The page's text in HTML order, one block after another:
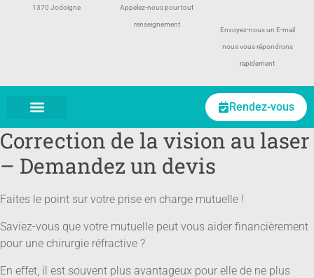
1370 Jodoigne Appelez-nous pour tout
renseignement
Envoyez-nous un E-mail
nous vous répondrons
rapidement
Rendez-vous
Correction de la vision au laser
– Demandez un devis
Faites le point sur votre prise en charge mutuelle !
Saviez-vous que votre mutuelle peut vous aider financièrement
pour une chirurgie réfractive ?
En effet, il est souvent plus avantageux pour elle de ne plus